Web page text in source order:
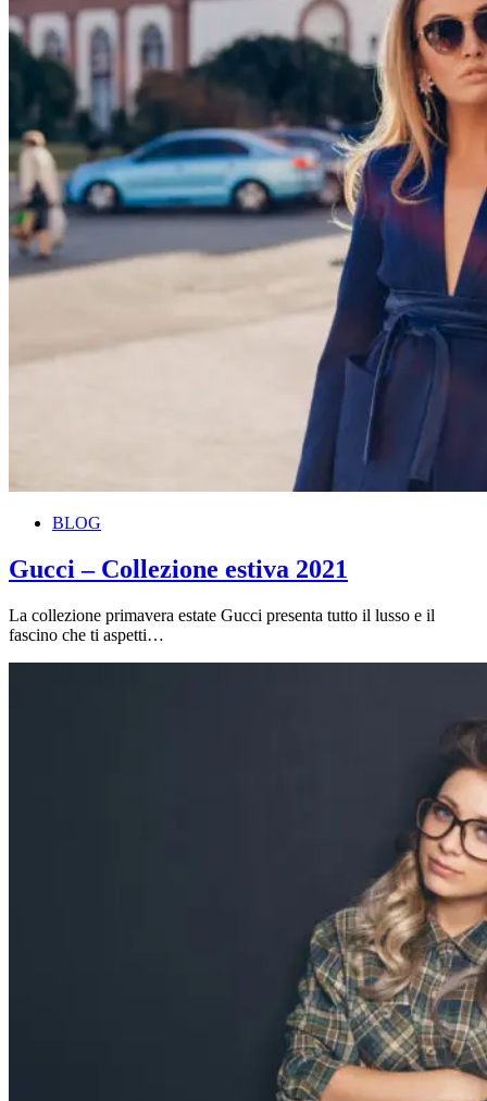
BLOG
Gucci – Collezione estiva 2021
La collezione primavera estate Gucci presenta tutto il lusso e il
fascino che ti aspetti…